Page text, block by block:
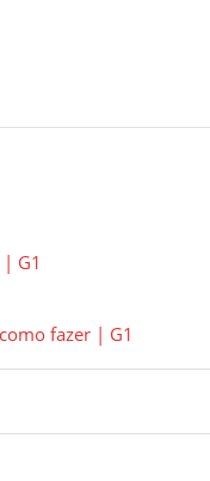
G1
fazer | G1